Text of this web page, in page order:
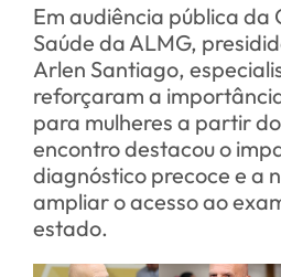
Em audiência pública da
Saúde da ALMG,
Arlen Santiago,
reforçaram a
para mulheres a partir
encontro destacou o
diagnóstico precoce e a
ampliar o acesso ao
estado.